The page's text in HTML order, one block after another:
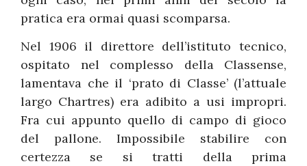
pratica era ormai quasi scomparsa.
Nel 1906 il direttore dell’istituto tecnico,
ospitato nel complesso della Classense,
lamentava che il ‘prato di Classe’ (l’attuale
largo Chartres) era adibito a usi impropri.
Fra cui appunto quello di campo di gioco
del pallone. Impossibile stabilire con
certezza se si tratti della prima